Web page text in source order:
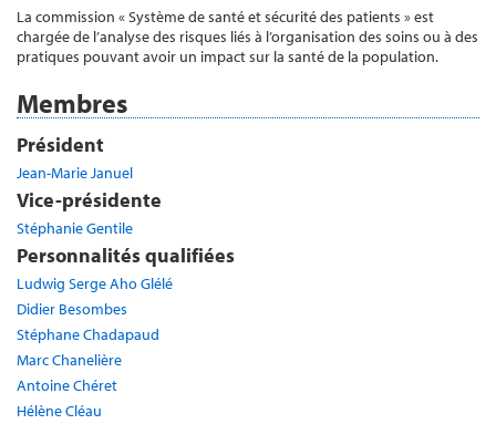
La commission « Système de santé et sécurité des patients » est
chargée de l’analyse des risques liés à l’organisation des soins ou à des
pratiques pouvant avoir un impact sur la santé de la population.
Membres
Président
Jean-Marie Januel
Vice-présidente
Stéphanie Gentile
Personnalités qualifiées
Ludwig Serge Aho Glélé
Didier Besombes
Stéphane Chadapaud
Marc Chanelière
Antoine Chéret
Hélène Cléau